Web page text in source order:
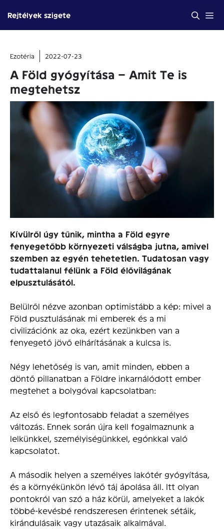
tartalomba
Rejtélyek szigete
Ezotéria 2022-07-23
A Föld gyógyítása – Amit Te is
megtehetsz
Kívülről úgy tűnik, mintha a Föld egyre
fenyegetőbb környezeti válságba jutna, amivel
szemben az egyén tehetetlen. Tudatosan vagy
tudattalanul félünk a Föld élővilágának
elpusztulásától.
Belülről nézve azonban optimistább a kép: mivel a
Föld pusztulásának mi emberek és a mi
civilizációnk az oka, ezért kezünkben van a
fenyegető jövő elhárításának a kulcsa is.
Négy lehetőség is van, amit minden, ebben a
döntő pillanatban a Földre inkarnálódott ember
megtehet a bolygóval kapcsolatban:
Az első és legfontosabb feladat a személyes
változás. Ennek során újra kell fogalmaznunk a
lelkünkkel, személyiségünkkel, egónkkal való
kapcsolatot.
A második helyen a személyes lakótér gyógyítása,
és a környékünkön lévő táj ápolása áll. Itt olyan
pontokról van szó a ház körül, amelyeket a lakók
többé-kevésbé rendszeresen érintenek sétáik,
kirándulásaik vagy utazásaik alkalmával.